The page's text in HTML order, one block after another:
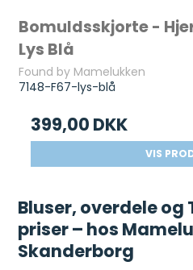
Bomuldsskjorte -
Lys Blå
Found by Mamelukken
7148-F67-lys-blå
399,00 DKK
VIS
Bluser, overdele
priser – hos
Skanderborg